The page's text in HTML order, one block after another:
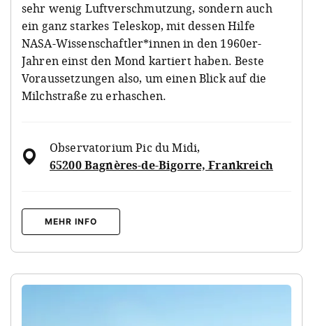
sehr wenig Luftverschmutzung, sondern auch
ein ganz starkes Teleskop, mit dessen Hilfe
NASA-Wissenschaftler*innen in den 1960er-
Jahren einst den Mond kartiert haben. Beste
Voraussetzungen also, um einen Blick auf die
Milchstraße zu erhaschen.
Observatorium Pic du Midi,
65200 Bagnères-de-Bigorre, Frankreich
MEHR INFO